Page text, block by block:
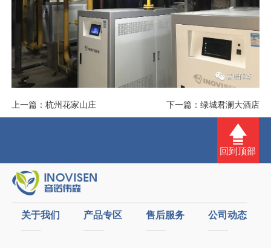
上一篇： 杭州花家山庄 下一篇：绿城君澜大酒店
回到顶部
关于我们 产品专区 售后服务 公司动态